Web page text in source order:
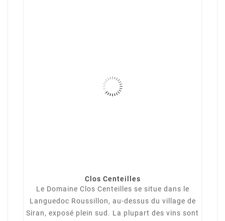
Clos Centeilles
Le Domaine Clos Centeilles se situe dans le
Languedoc Roussillon, au-dessus du village de
Siran, exposé plein sud. La plupart des vins sont